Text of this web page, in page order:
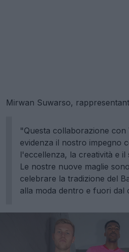
Mirwan Suwarso,
"Questa collaborazione con
evidenza il nostro impegno
l'eccellenza, la creatività e il
Le nostre nuove maglie
celebrare la tradizione del
alla moda dentro e fuori dal